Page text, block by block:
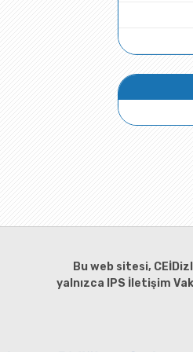
Bu web sitesi,
yalnızca IPS İletişim